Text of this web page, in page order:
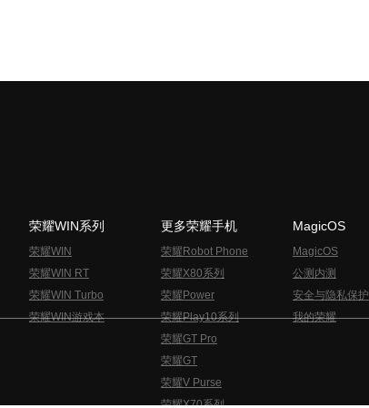
荣耀WIN系列
荣耀WIN
荣耀WIN RT
荣耀WIN Turbo
荣耀WIN游戏本
更多荣耀手机
荣耀Robot Phone
荣耀X80系列
荣耀Power
荣耀Play10系列
荣耀GT Pro
荣耀GT
荣耀V Purse
荣耀X70系列
MagicOS
MagicOS
公测内测
安全与隐私保护
我的荣耀